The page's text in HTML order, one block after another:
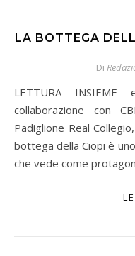
LA BOTTEGA
Di
LETTURA INSIEME e LABORATORI GRATUITI in
collaborazione con
Padiglione Real
bottega della Ciopi è
che vede come